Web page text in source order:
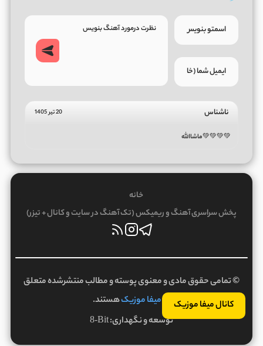
کانال میفا موزیک
ناشناس 20 تیر 1405
💚💚💚💚ماشاالله
خانه
پخش سراسری آهنگ و ریمیکس (تک آهنگ در سایت و کانال + تیزر)
© تمامی حقوق مادی و معنوی پوسته و مطالب منتشرشده متعلق
بهمیفا موزیکهستند.
توسعه و نگهداری:8-Bit